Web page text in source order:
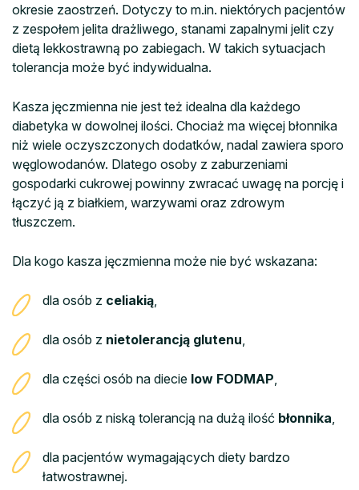
okresie zaostrzeń. Dotyczy to m.in. niektórych pacjentów
z zespołem jelita drażliwego, stanami zapalnymi jelit czy
dietą lekkostrawną po zabiegach. W takich sytuacjach
tolerancja może być indywidualna.
Kasza jęczmienna nie jest też idealna dla każdego
diabetyka w dowolnej ilości. Chociaż ma więcej błonnika
niż wiele oczyszczonych dodatków, nadal zawiera sporo
węglowodanów. Dlatego osoby z zaburzeniami
gospodarki cukrowej powinny zwracać uwagę na porcję i
łączyć ją z białkiem, warzywami oraz zdrowym
tłuszczem.
Dla kogo kasza jęczmienna może nie być wskazana:
dla osób z celiakią,
dla osób z nietolerancją glutenu,
dla części osób na diecie low FODMAP,
dla osób z niską tolerancją na dużą ilość błonnika,
dla pacjentów wymagających diety bardzo
łatwostrawnej.